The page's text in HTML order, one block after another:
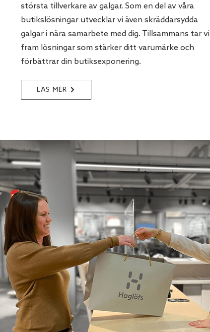
största tillverkare av galgar. Som en del av våra
butikslösningar utvecklar vi även skräddarsydda
galgar i nära samarbete med dig. Tillsammans tar vi
fram lösningar som stärker ditt varumärke och
förbättrar din butiksexponering.
LÄS MER